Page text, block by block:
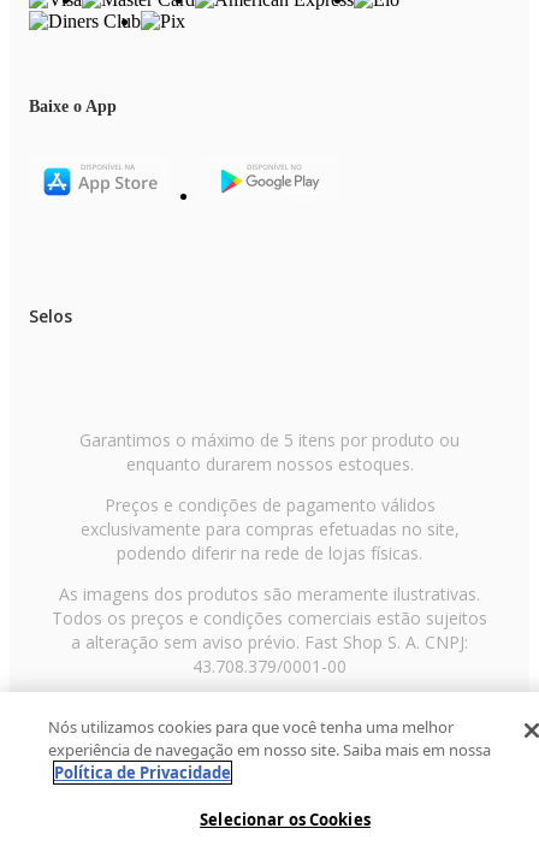
Baixe o App
Selos
Garantimos o máximo de 5 itens por produto ou
enquanto durarem nossos estoques.
Preços e condições de pagamento válidos
exclusivamente para compras efetuadas no site,
podendo diferir na rede de lojas físicas.
As imagens dos produtos são meramente ilustrativas.
Todos os preços e condições comerciais estão sujeitos
a alteração sem aviso prévio. Fast Shop S. A. CNPJ:
43.708.379/0001-00
Paulo/SP, CEP 02029-001, Telefone: 11 3003-3728 ©
2013 Fast Shop - Todos os direitos reservadosRF
Nós utilizamos cookies para que você tenha uma melhor
experiência de navegação em nosso site. Saiba mais em nossa
Política de Privacidade
Selecionar os Cookies